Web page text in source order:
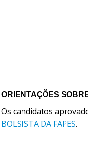
ORIENTAÇÕES
Os candidatos
BOLSISTA DA FAPES.